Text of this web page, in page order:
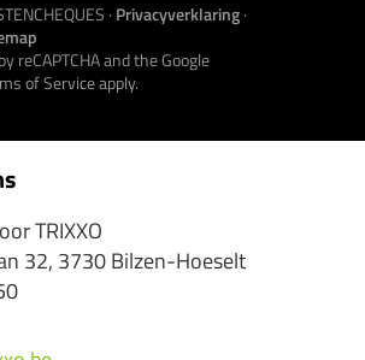
TRIXXO
32, 3730 Bilzen-Hoeselt
· Privacyverklaring·
reCAPTCHA and the Google
of Serviceapply.